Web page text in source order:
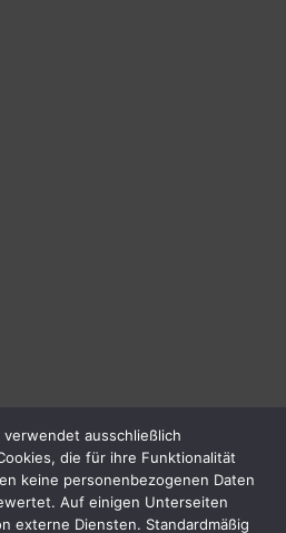
verwendet ausschließlich
die für ihre Funktionalität
keine personenbezogenen Daten
Auf einigen Unterseiten
externe Diensten. Standardmäßig